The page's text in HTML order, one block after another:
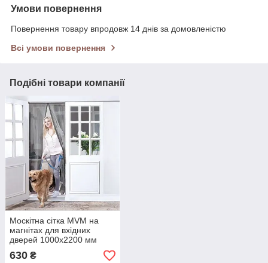
Умови повернення
Повернення товару впродовж 14 днів за домовленістю
Всі умови повернення
Подібні товари компанії
Москітна сітка MVM на
магнітах для вхідних
дверей 1000х2200 мм
630 ₴